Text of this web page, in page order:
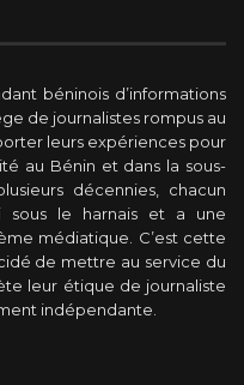
béninois d’informations
de journalistes rompus au
leurs expériences pour
au Bénin et dans la sous-
décennies, chacun
sous le harnais et a une
médiatique. C’est cette
de mettre au service du
leur étique de journaliste
indépendante.